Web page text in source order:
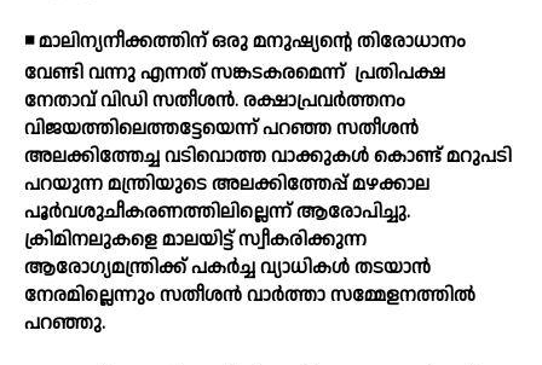
◾ മാലിന്യനീക്കത്തിന് ഒരു മനുഷ്യന്റെ തിരോധാനം
വേണ്ടി വന്നു എന്നത് സങ്കടകരമെന്ന് പ്രതിപക്ഷ
നേതാവ് വിഡി സതീശന്‍. രക്ഷാപ്രവര്‍ത്തനം
വിജയത്തിലെത്തട്ടേയെന്ന് പറഞ്ഞ സതീശന്‍
അലക്കിത്തേച്ച വടിവൊത്ത വാക്കുകള്‍ കൊണ്ട് മറുപടി
പറയുന്ന മന്ത്രിയുടെ അലക്കിത്തേപ്പ് മഴക്കാല
പൂര്‍വശുചീകരണത്തിലില്ലെന്ന് ആരോപിച്ചു.
ക്രിമിനലുകളെ മാലയിട്ട് സ്വീകരിക്കുന്ന
ആരോഗ്യമന്ത്രിക്ക് പകര്‍ച്ച വ്യാധികള്‍ തടയാന്‍
നേരമില്ലെന്നും സതീശന്‍ വാര്‍ത്താ സമ്മേളനത്തില്‍
പറഞ്ഞു.